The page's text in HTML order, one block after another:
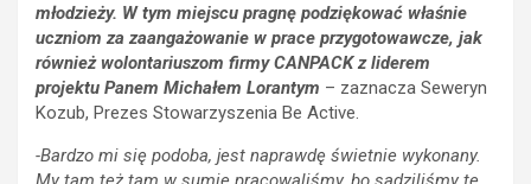
młodzieży. W tym miejscu pragnę podziękować właśnie
uczniom za zaangażowanie w prace przygotowawcze, jak
również wolontariuszom firmy CANPACK z liderem
projektu Panem Michałem Lorantym – zaznacza Seweryn
Kozub, Prezes Stowarzyszenia Be Active.
-Bardzo mi się podoba, jest naprawdę świetnie wykonany.